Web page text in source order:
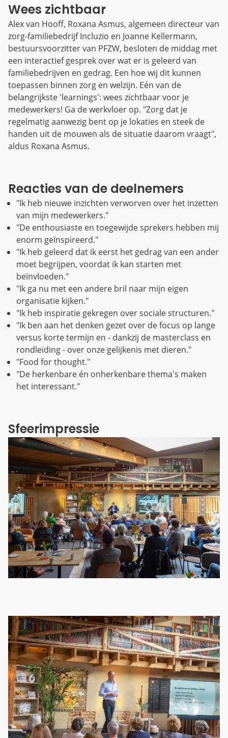
Wees zichtbaar
Alex van Hooff, Roxana Asmus, algemeen directeur van
zorg-familiebedrijf Incluzio en Joanne Kellermann,
bestuursvoorzitter van PFZW, besloten de middag met
een interactief gesprek over wat er is geleerd van
familiebedrijven en gedrag. Een hoe wij dit kunnen
toepassen binnen zorg en welzijn. Eén van de
belangrijkste 'learnings': wees zichtbaar voor je
medewerkers! Ga de werkvloer op. "Zorg dat je
regelmatig aanwezig bent op je lokaties en steek de
handen uit de mouwen als de situatie daarom vraagt",
aldus Roxana Asmus.
Reacties van de deelnemers
"Ik heb nieuwe inzichten verworven over het inzetten
van mijn medewerkers."
"De enthousiaste en toegewijde sprekers hebben mij
enorm geïnspireerd."
"Ik heb geleerd dat ik eerst het gedrag van een ander
moet begrijpen, voordat ik kan starten met
beïnvloeden."
"Ik ga nu met een andere bril naar mijn eigen
organisatie kijken."
"Ik heb inspiratie gekregen over sociale structuren."
"Ik ben aan het denken gezet over de focus op lange
versus korte termijn en - dankzij de masterclass en
rondleiding - over onze gelijkenis met dieren."
"Food for thought."
"De herkenbare én onherkenbare thema's maken
het interessant."
Sfeerimpressie